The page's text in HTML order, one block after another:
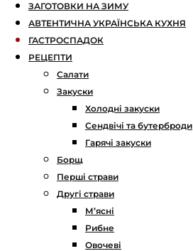
ЗАГОТОВКИ НА ЗИМУ
АВТЕНТИЧНА УКРАЇНСЬКА КУХНЯ
ГАСТРОСПАДОК
РЕЦЕПТИ
Салати
Закуски
Холодні закуски
Сендвічі та бутерброди
Гарячі закуски
Борщ
Перші страви
Другі страви
М’ясні
Рибне
Овочеві